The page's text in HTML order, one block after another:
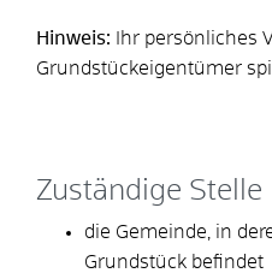
Hinweis: Ihr persönliches
Grundstückeigentümer
Zuständige Stelle
die Gemeinde, in
Grundstück befindet